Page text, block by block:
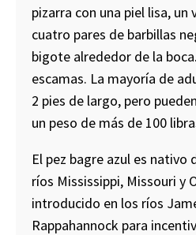
pizarra con una piel lisa,
cuatro pares de barbillas
bigote alrededor de la
escamas. La mayoría de
2 pies de largo, pero
un peso de más de 100
El pez bagre azul es nativo
ríos Mississippi, Missouri y
introducido en los ríos
Rappahannock para